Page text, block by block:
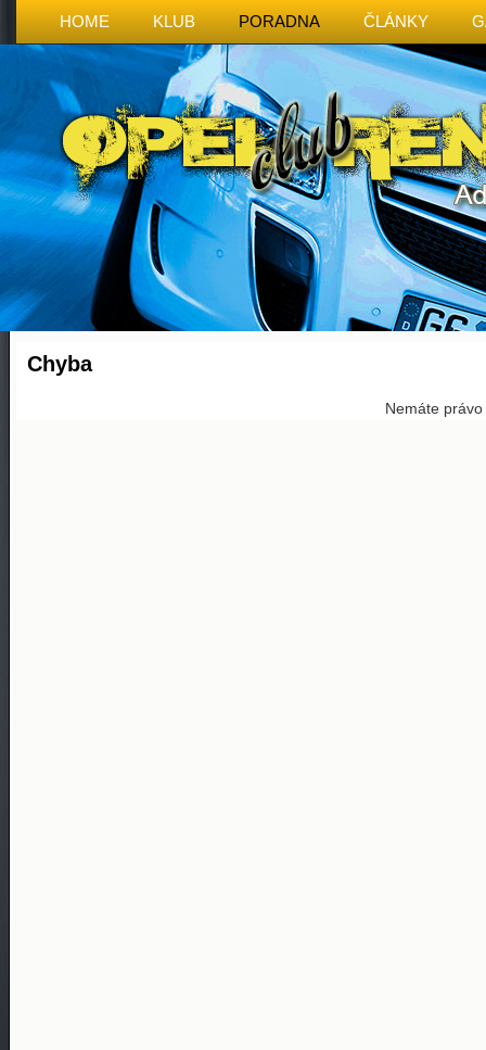
HOME KLUB PORADNA ČLÁNKY
Chyba
Nemáte